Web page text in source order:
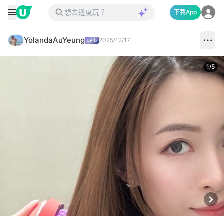
下載App
YolandaAuYeung 2025/12/17
1/5